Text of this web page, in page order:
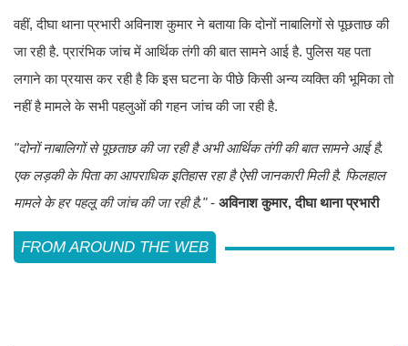
वहीं, दीघा थाना प्रभारी अविनाश कुमार ने बताया कि दोनों नाबालिगों से पूछताछ की
जा रही है. प्रारंभिक जांच में आर्थिक तंगी की बात सामने आई है. पुलिस यह पता
लगाने का प्रयास कर रही है कि इस घटना के पीछे किसी अन्य व्यक्ति की भूमिका तो
नहीं है मामले के सभी पहलुओं की गहन जांच की जा रही है.
"दोनों नाबालिगों से पूछताछ की जा रही है अभी आर्थिक तंगी की बात सामने आई है.
एक लड़की के पिता का आपराधिक इतिहास रहा है ऐसी जानकारी मिली है. फिलहाल
मामले के हर पहलू की जांच की जा रही है."- अविनाश कुमार, दीघा थाना प्रभारी
FROM AROUND THE WEB